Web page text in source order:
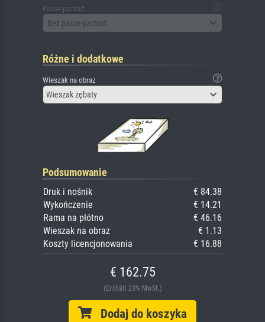
Passe-partout
Bez passe-partout
Różne i dodatkowe
Wieszak na obraz
Wieszak zębaty
Podsumowanie
Druk i nośnik
€ 84.38
Wykończenie
€ 14.21
Rama na płótno
€ 46.16
Wieszak na obraz
€ 1.13
Koszty licencjonowania
€ 16.88
€ 162.75
(Enthält 23% MwSt.)
Dodaj do koszyka